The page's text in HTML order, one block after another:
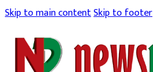
Skip to main contentSkip to footer